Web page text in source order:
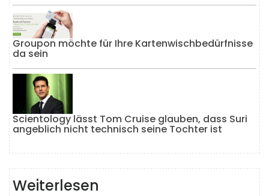
Groupon möchte für Ihre Kartenwischbedürfnisse
da sein
Scientology lässt Tom Cruise glauben, dass Suri
angeblich nicht technisch seine Tochter ist
Weiterlesen